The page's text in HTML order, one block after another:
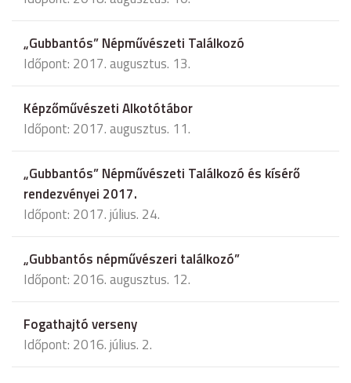
„Gubbantós” Népművészeti Találkozó
Időpont: 2017. augusztus. 13.
Képzőművészeti Alkotótábor
Időpont: 2017. augusztus. 11.
„Gubbantós” Népművészeti Találkozó és kísérő
rendezvényei 2017.
Időpont: 2017. július. 24.
„Gubbantós népművészeri találkozó”
Időpont: 2016. augusztus. 12.
Fogathajtó verseny
Időpont: 2016. július. 2.